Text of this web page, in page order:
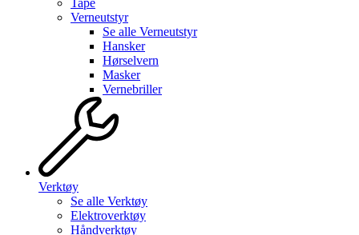
Verneutstyr
Se alle Verneutstyr
Hansker
Hørselvern
Masker
Vernebriller
Verktøy
Se alle Verktøy
Elektroverktøy
Håndverktøy